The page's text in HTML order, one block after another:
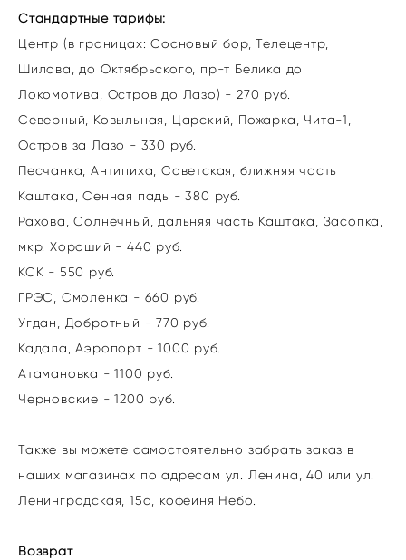
Стандартные тарифы:
Центр (в границах: Сосновый бор, Телецентр,
Шилова, до Октябрьского, пр-т Белика до
Локомотива, Остров до Лазо) - 270 руб.
Северный, Ковыльная, Царский, Пожарка, Чита-1,
Остров за Лазо - 330 руб.
Песчанка, Антипиха, Советская, ближняя часть
Каштака, Сенная падь - 380 руб.
Рахова, Солнечный, дальняя часть Каштака, Засопка,
мкр. Хороший - 440 руб.
КСК - 550 руб.
ГРЭС, Смоленка - 660 руб.
Угдан, Добротный - 770 руб.
Кадала, Аэропорт - 1000 руб.
Атамановка - 1100 руб.
Черновские - 1200 руб.
Также вы можете самостоятельно забрать заказ в
наших магазинах по адресам ул. Ленина, 40 или ул.
Ленинградская, 15а, кофейня Небо.
Возврат